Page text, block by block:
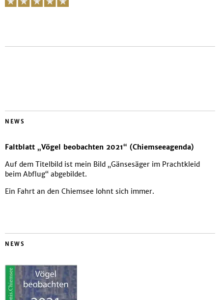
NEWS
Faltblatt „Vögel beobachten 2021“ (Chiemseeagenda)
Auf dem Titelbild ist mein Bild „Gänsesäger im Prachtkleid
beim Abflug“ abgebildet.
Ein Fahrt an den Chiemsee lohnt sich immer.
NEWS